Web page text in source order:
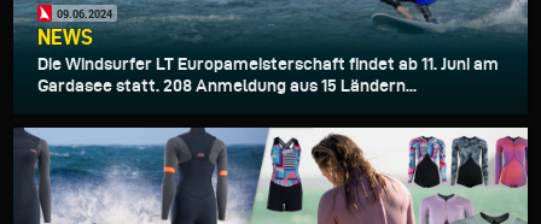
09.06.2024
NEWS
Die Windsurfer LT Europameisterschaft findet ab 11. Juni am
Gardasee statt. 208 Anmeldung aus 15 Ländern...